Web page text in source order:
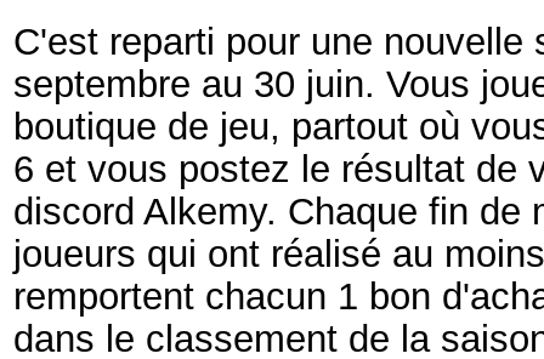
C'est reparti pour une
septembre au 30 juin. Vous
boutique de jeu, partout où
6 et vous postez le résultat de
discord Alkemy. Chaque fin
joueurs qui ont réalisé au
remportent chacun 1 bon
dans le classement de la